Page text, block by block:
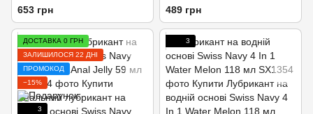
177 мл
653 грн
Premium Jelly 59 мл
489 грн
ДОСТАВКА 0 ГРН
ЗАЛИШИЛОСЯ 22 ДНІ
ПРОМОКОД
−15%
3
3